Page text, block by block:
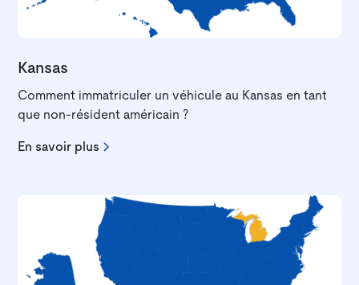
Kansas
Comment immatriculer un véhicule au Kansas en tant
que non-résident américain ?
En savoir plus